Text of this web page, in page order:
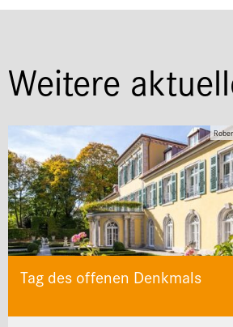
Weitere
Tag des offenen Denkmals